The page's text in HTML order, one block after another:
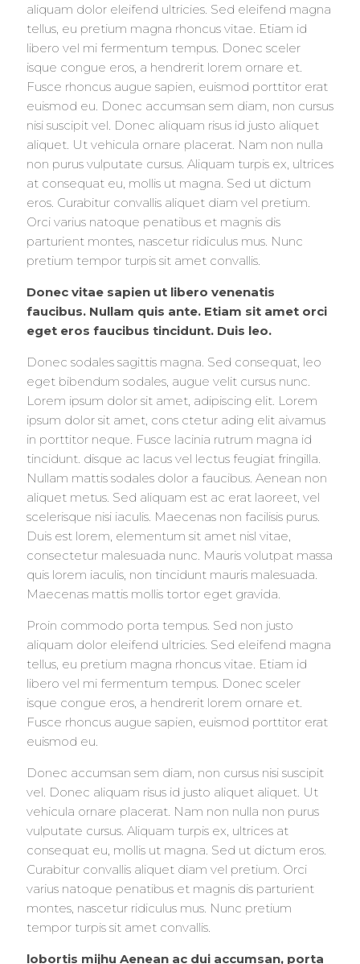
aliquam dolor eleifend ultricies. Sed eleifend magna
tellus, eu pretium magna rhoncus vitae. Etiam id
libero vel mi fermentum tempus. Donec sceler
isque congue eros, a hendrerit lorem ornare et.
Fusce rhoncus augue sapien, euismod porttitor erat
euismod eu. Donec accumsan sem diam, non cursus
nisi suscipit vel. Donec aliquam risus id justo aliquet
aliquet. Ut vehicula ornare placerat. Nam non nulla
non purus vulputate cursus. Aliquam turpis ex, ultrices
at consequat eu, mollis ut magna. Sed ut dictum
eros. Curabitur convallis aliquet diam vel pretium.
Orci varius natoque penatibus et magnis dis
parturient montes, nascetur ridiculus mus. Nunc
pretium tempor turpis sit amet convallis.
Donec vitae sapien ut libero venenatis
faucibus. Nullam quis ante. Etiam sit amet orci
eget eros faucibus tincidunt. Duis leo.
Donec sodales sagittis magna. Sed consequat, leo
eget bibendum sodales, augue velit cursus nunc.
Lorem ipsum dolor sit amet, adipiscing elit. Lorem
ipsum dolor sit amet, cons ctetur ading elit aivamus
in porttitor neque. Fusce lacinia rutrum magna id
tincidunt. disque ac lacus vel lectus feugiat fringilla.
Nullam mattis sodales dolor a faucibus. Aenean non
aliquet metus. Sed aliquam est ac erat laoreet, vel
scelerisque nisi iaculis. Maecenas non facilisis purus.
Duis est lorem, elementum sit amet nisl vitae,
consectetur malesuada nunc. Mauris volutpat massa
quis lorem iaculis, non tincidunt mauris malesuada.
Maecenas mattis mollis tortor eget gravida.
Proin commodo porta tempus. Sed non justo
aliquam dolor eleifend ultricies. Sed eleifend magna
tellus, eu pretium magna rhoncus vitae. Etiam id
libero vel mi fermentum tempus. Donec sceler
isque congue eros, a hendrerit lorem ornare et.
Fusce rhoncus augue sapien, euismod porttitor erat
euismod eu.
Donec accumsan sem diam, non cursus nisi suscipit
vel. Donec aliquam risus id justo aliquet aliquet. Ut
vehicula ornare placerat. Nam non nulla non purus
vulputate cursus. Aliquam turpis ex, ultrices at
consequat eu, mollis ut magna. Sed ut dictum eros.
Curabitur convallis aliquet diam vel pretium. Orci
varius natoque penatibus et magnis dis parturient
montes, nascetur ridiculus mus. Nunc pretium
tempor turpis sit amet convallis.
lobortis mijhu Aenean ac dui accumsan, porta